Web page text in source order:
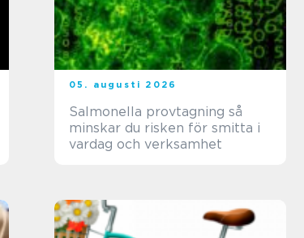
05. augusti 2026
Salmonella provtagning så
minskar du risken för smitta i
vardag och verksamhet